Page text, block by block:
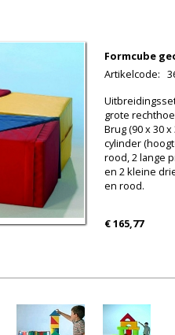
Formcube
Artikelcode:
grote
Brug (90 x 30
cylinder
rood, 2 lange
en 2 kleine
en rood.
€ 165,77